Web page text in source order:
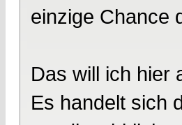
einzige Chance
Das will ich hier
Es handelt sich